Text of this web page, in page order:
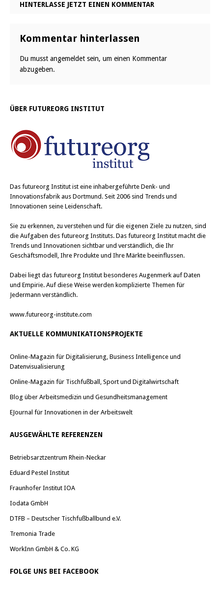
HINTERLASSE JETZT EINEN KOMMENTAR
Kommentar hinterlassen
Du musst angemeldet sein, um einen Kommentar
abzugeben.
ÜBER FUTUREORG INSTITUT
Das futureorg Institut ist eine inhabergeführte Denk- und
Innovationsfabrik aus Dortmund. Seit 2006 sind Trends und
Innovationen seine Leidenschaft.
Sie zu erkennen, zu verstehen und für die eigenen Ziele zu nutzen, sind
die Aufgaben des futureorg Instituts. Das futureorg Institut macht die
Trends und Innovationen sichtbar und verständlich, die Ihr
Geschäftsmodell, Ihre Produkte und Ihre Märkte beeinflussen.
Dabei liegt das futureorg Institut besonderes Augenmerk auf Daten
und Empirie. Auf diese Weise werden komplizierte Themen für
Jedermann verständlich.
www.futureorg-institute.com
AKTUELLE KOMMUNIKATIONSPROJEKTE
Online-Magazin für Digitalisierung, Business Intelligence und
Datenvisualisierung
Online-Magazin für Tischfußball, Sport und Digitalwirtschaft
Blog über Arbeitsmedizin und Gesundheitsmanagement
EJournal für Innovationen in der Arbeitswelt
AUSGEWÄHLTE REFERENZEN
Betriebsarztzentrum Rhein-Neckar
Eduard Pestel Institut
Fraunhofer Institut IOA
Iodata GmbH
DTFB – Deutscher Tischfußballbund e.V.
Tremonia Trade
WorkInn GmbH & Co. KG
FOLGE UNS BEI FACEBOOK